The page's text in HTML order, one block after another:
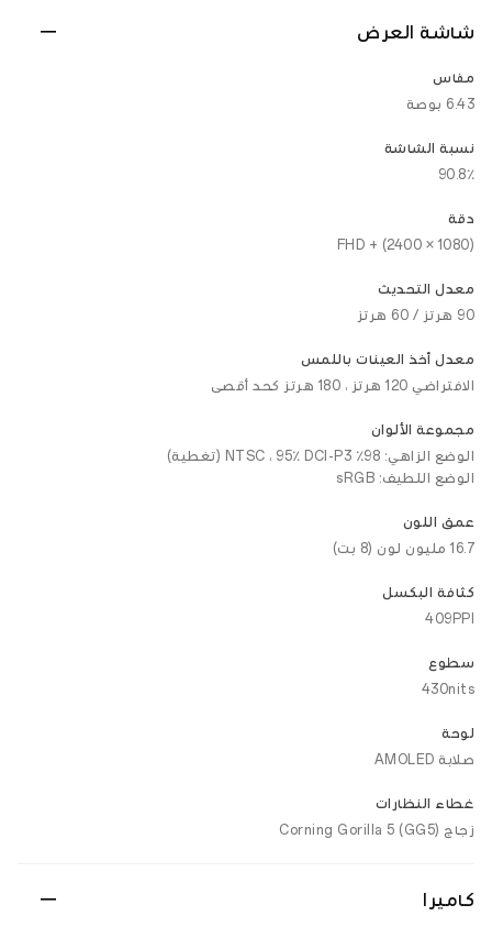
شاشة العرض
مقاس
6.43 بوصة
نسبة الشاشة
90.8٪
دقة
FHD + (2400 × 1080)
معدل التحديث
90 هرتز / 60 هرتز
معدل أخذ العينات باللمس
الافتراضي 120 هرتز ، 180 هرتز كحد أقصى
مجموعة الألوان
الوضع الزاهي: 98٪ NTSC ، 95٪ DCI-P3 (تغطية)
الوضع اللطيف: sRGB
عمق اللون
16.7 مليون لون (8 بت)
كثافة البكسل
409PPI
سطوع
430nits
لوحة
صلابة AMOLED
غطاء النظارات
زجاج Corning Gorilla 5 (GG5)
كاميرا